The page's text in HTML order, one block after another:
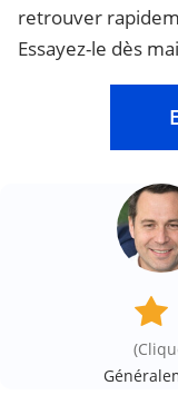
retrouver
Essayez-le dès